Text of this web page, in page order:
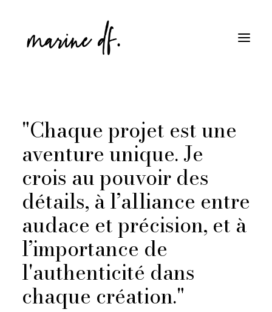
Entreprises
"Chaque projet est une
aventure unique. Je
crois au pouvoir des
détails, à l’alliance entre
audace et précision, et à
l’importance de
l'authenticité dans
chaque création."